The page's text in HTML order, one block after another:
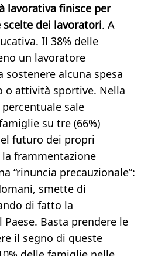
lavorativa finisce per
dei lavoratori. A
Il 38% delle
un lavoratore
sostenere alcuna spesa
o attività sportive. Nella
sale
su tre (66%)
futuro dei propri
frammentazione
“rinuncia precauzionale”:
smette di
di fatto la
Basta prendere le
il segno di queste